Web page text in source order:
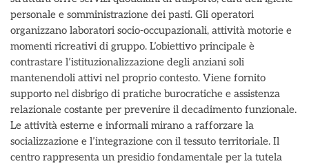
personale e somministrazione dei pasti. Gli operatori
organizzano laboratori socio-occupazionali, attività motorie e
momenti ricreativi di gruppo. L’obiettivo principale è
contrastare l’istituzionalizzazione degli anziani soli
mantenendoli attivi nel proprio contesto. Viene fornito
supporto nel disbrigo di pratiche burocratiche e assistenza
relazionale costante per prevenire il decadimento funzionale.
Le attività esterne e informali mirano a rafforzare la
socializzazione e l’integrazione con il tessuto territoriale. Il
centro rappresenta un presidio fondamentale per la tutela